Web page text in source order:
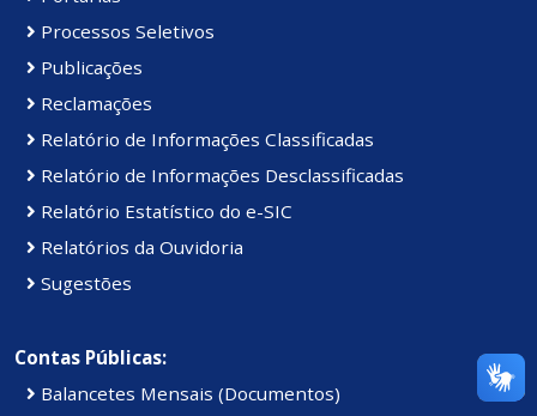
Processos Seletivos
Publicações
Reclamações
Relatório de Informações Classificadas
Relatório de Informações Desclassificadas
Relatório Estatístico do e-SIC
Relatórios da Ouvidoria
Sugestões
Contas Públicas:
Balancetes Mensais (Documentos)